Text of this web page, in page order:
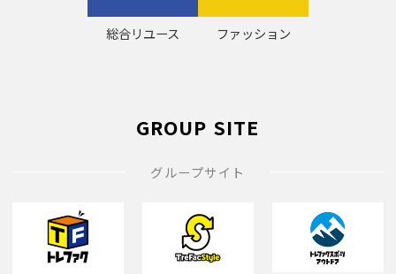
総合リユース ファッション
GROUP SITE
グループサイト